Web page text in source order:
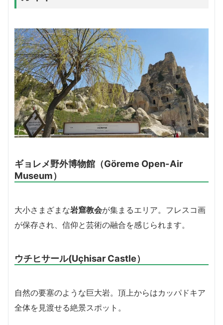
ギョレメ野外博物館（Göreme Open-Air
Museum）
大小さまざまな岩窟教会が集まるエリア。フレスコ画
が保存され、信仰と芸術の融合を感じられます。
ウチヒサール(Uçhisar Castle）
自然の要塞のような巨大岩。頂上からはカッパドキア
全体を見渡せる絶景スポット。